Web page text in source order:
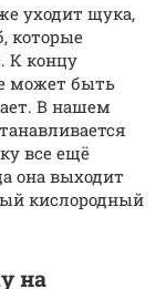
уходит щука,
которые
К концу
может быть
В нашем
все ещё
она выходит
кислородный
на